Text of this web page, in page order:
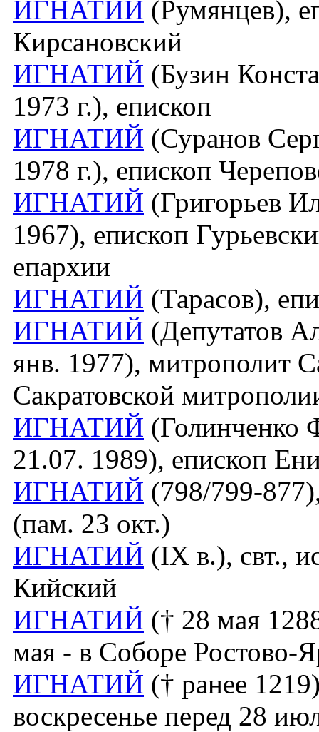
ИГНАТИЙ (Румянцев),
Кирсановский
ИГНАТИЙ (Бузин
1973 г.), епископ
ИГНАТИЙ (Суранов
1978 г.), епископ
ИГНАТИЙ (Григорьев
1967), епископ
епархии
ИГНАТИЙ (Тарасов),
ИГНАТИЙ (Депутатов
янв. 1977), митрополит
Сакратовской
ИГНАТИЙ (Голинченко
21.07. 1989), епископ
ИГНАТИЙ (798/799-
(пам. 23 окт.)
ИГНАТИЙ (IX в.), свт.,
Кийский
ИГНАТИЙ († 28 мая
мая - в Соборе Ростово-
ИГНАТИЙ († ранее
воскресенье перед 28